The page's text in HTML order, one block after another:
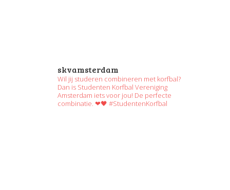
skvamsterdam
Wil jij studeren combineren met korfbal?
Dan is Studenten Korfbal Vereniging
Amsterdam iets voor jou! De perfecte
combinatie. ❤🖤 #StudentenKorfbal